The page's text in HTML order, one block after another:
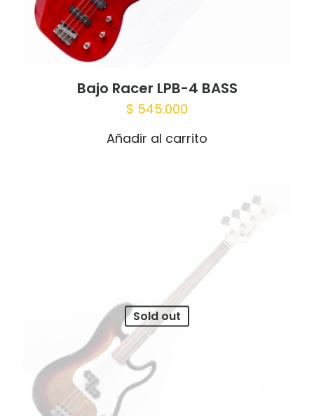
Bajo Racer LPB-4 BASS
$ 545.000
Añadir al carrito
Sold out